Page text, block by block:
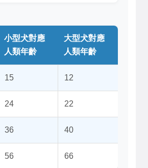
小型犬對應
人類年齡
大型犬對應
人類年齡
15 12
24 22
36 40
56 66